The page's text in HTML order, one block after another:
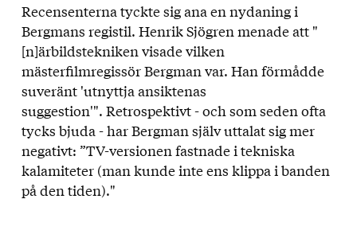
Recensenterna tyckte sig ana en nydaning i
Bergmans registil. Henrik Sjögren menade att "
[n]ärbildstekniken visade vilken
mästerfilmregissör Bergman var. Han förmådde
suveränt 'utnyttja ansiktenas
suggestion'". Retrospektivt - och som seden ofta
tycks bjuda - har Bergman själv uttalat sig mer
negativt: ”TV-versionen fastnade i tekniska
kalamiteter (man kunde inte ens klippa i banden
på den tiden)."